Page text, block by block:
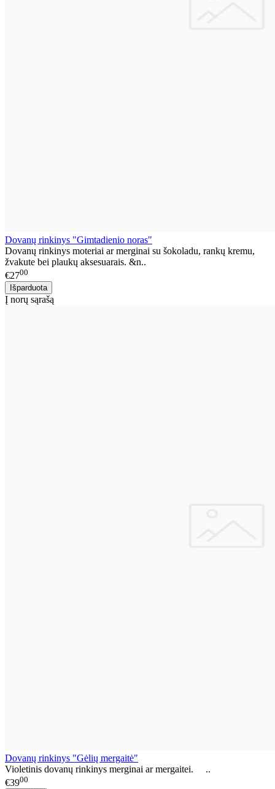
Dovanų rinkinys "Gimtadienio noras"
Dovanų rinkinys moteriai ar merginai su šokoladu, rankų kremu,
žvakute bei plaukų aksesuarais. &n..
€2700
Į norų sąrašą
Dovanų rinkinys "Gėlių mergaitė"
Violetinis dovanų rinkinys merginai ar mergaitei. ..
€3900